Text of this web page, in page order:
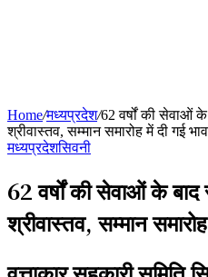
Home/मध्यप्रदेश/62 वर्षों की सेवाओं
श्रीवास्तव, सम्मान समारोह में दी गई
मध्यप्रदेशसिवनी
62 वर्षों की सेवाओं के बाद
श्रीवास्तव, सम्मान